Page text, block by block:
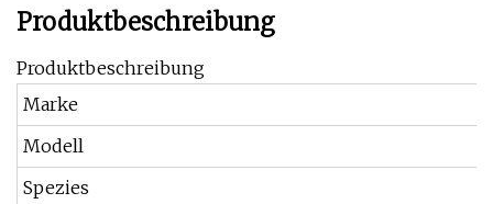
Produktbeschreibung
Produktbeschreibung
Marke
Modell
Spezies